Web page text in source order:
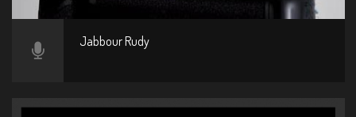
Jabbour Rudy